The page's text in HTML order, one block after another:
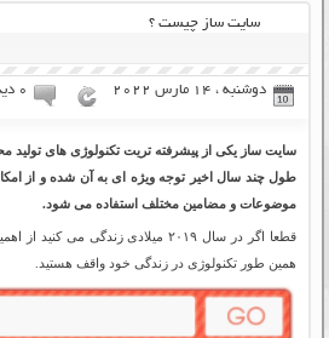
سایت ساز چیست ؟
دوشنبه ، 14 مارس 2022 ۰ دیدگاه
سایت ساز یکی از پیشرفته تریت تکنولوژی های
طول چند سال اخیر توجه ویژه ای به آن شده و از
موضوعات و مضامین مختلف استفاده می شود.
قطعا اگر در سال ۲۰۱۹ میلادی زندگی می
همین طور تکنولوژی در زندگی خود واقف هستید.